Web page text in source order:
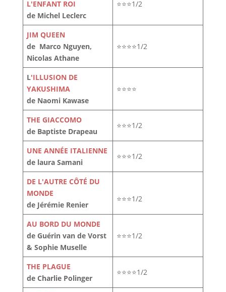
L'ENFANT ROI
de Michel Leclerc
⭐⭐⭐1/2
JIM QUEEN
de Marco Nguyen,
Nicolas Athane
⭐⭐⭐⭐1/2
L'ILLUSION DE
YAKUSHIMA
de Naomi Kawase
⭐⭐⭐⭐
THE GIACCOMO
de Baptiste Drapeau
⭐⭐⭐1/2
UNE ANNÉE ITALIENNE
de laura Samani
⭐⭐⭐1/2
DE L'AUTRE CÔTÉ DU
MONDE
de Jérémie Renier
⭐⭐⭐1/2
AU BORD DU MONDE
de Guérin van de Vorst
& Sophie Muselle
⭐⭐⭐1/2
THE PLAGUE
de Charlie Polinger
⭐⭐⭐⭐1/2